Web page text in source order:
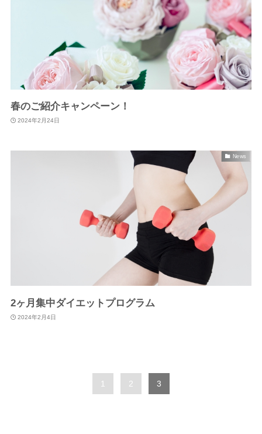
春のご紹介キャンペーン！
2024年2月24日
News
2ヶ月集中ダイエットプログラム
2024年2月4日
1 2 3